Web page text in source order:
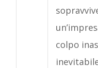
colpo